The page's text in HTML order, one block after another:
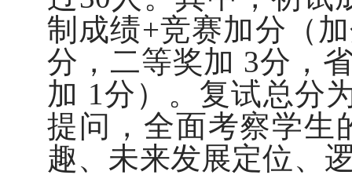
制成绩+竞赛加分（
分，二等奖加 3分，
加 1分）。复试总分
提问，全面考察学生
趣、未来发展定位、